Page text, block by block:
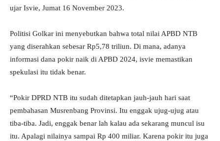
ujar Isvie, Jumat 16 November 2023.
Politisi Golkar ini menyebutkan bahwa total nilai APBD NTB
yang diserahkan sebesar Rp5,78 triliun. Di mana, adanya
informasi dana pokir naik di APBD 2024, isvie memastikan
spekulasi itu tidak benar.
“Pokir DPRD NTB itu sudah ditetapkan jauh-jauh hari saat
pembahasan Musrenbang Provinsi. Itu enggak ujug-ujug atau
tiba-tiba. Jadi, enggak benar lah kalau ada sekarang muncul isu
itu. Apalagi nilainya sampai Rp 400 miliar. Karena pokir itu juga